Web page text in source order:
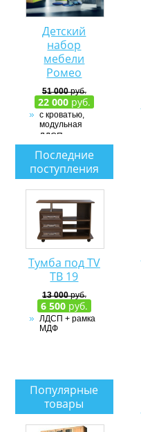
Детский
набор
мебели
Ромео
51 000руб.
22 000руб.
с кроватью,
модульная
ЛДСП
Последние
поступления
Тумба под ТV
ТВ 19
13 000руб.
6 500руб.
ЛДСП + рамка
МДФ
Популярные
товары